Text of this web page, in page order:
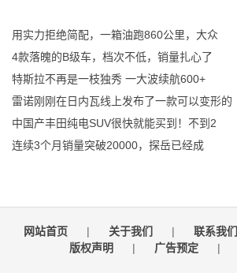
用实力拒绝简配，一箱油跑860公里，大众
4款落魄的B级车，档次不低，销量扎心了
特斯拉不再是一枝独秀 一大波续航600+
雷诺刚刚在日内瓦线上发布了一款可以变形的
中国产丰田纯电SUV很快就能买到！不到2
连续3个月销量突破20000，探岳已经成
网站首页 | 关于我们 | 联系我们
版权声明
| 广告预定 |